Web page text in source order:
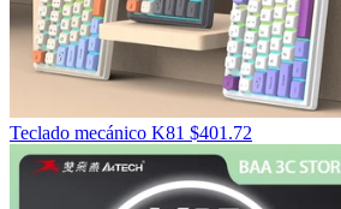
Teclado mecánico K81 $401.72